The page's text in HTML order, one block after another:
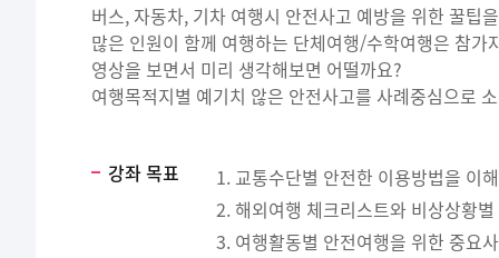
버스, 자동차, 기차 여행시 안전사고 예방을 위한 꿀팁
많은 인원이 함께 여행하는 단체여행/수학여행은 참
영상을 보면서 미리 생각해보면 어떨까요?
여행목적지별 예기치 않은 안전사고를 사례중심으로
강좌 목표
교통수단별 안전한 이용방법을 이
해외여행 체크리스트와 비상상황
여행활동별 안전여행을 위한 중요